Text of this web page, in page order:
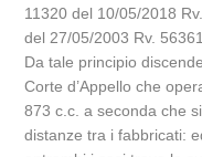
11320 del 10/05/2018
del 27/05/2003 Rv.
Da tale principio
Corte d’Appello che
873 c.c. a seconda che
distanze tra i fabbricati: